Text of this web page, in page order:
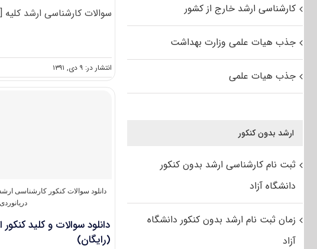
سوالات کارشناسی ارشد
انتشار در: ۹ دی, ۱۳۹۱
دانلود سوالات کنکور کارشناسی
دریانوردی
(رایگان)
کارشناسی ارشد خارج از کشور
جذب هیات علمی وزارت بهداشت
جذب هیات علمی
ارشد بدون کنکور
ثبت نام کارشناسی ارشد بدون کنکور
دانشگاه آزاد
زمان ثبت نام ارشد بدون کنکور دانشگاه
آزاد